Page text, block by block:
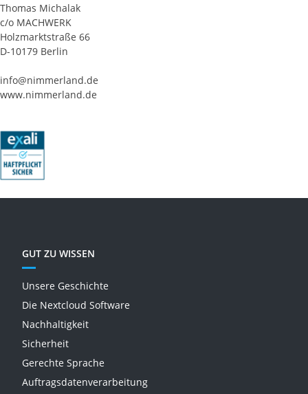
Thomas Michalak
c/o MACHWERK
Holzmarktstraße 66
D-10179 Berlin
info@nimmerland.de
www.nimmerland.de
GUT ZU WISSEN
Unsere Geschichte
Die Nextcloud Software
Nachhaltigkeit
Sicherheit
Gerechte Sprache
Auftragsdatenverarbeitung